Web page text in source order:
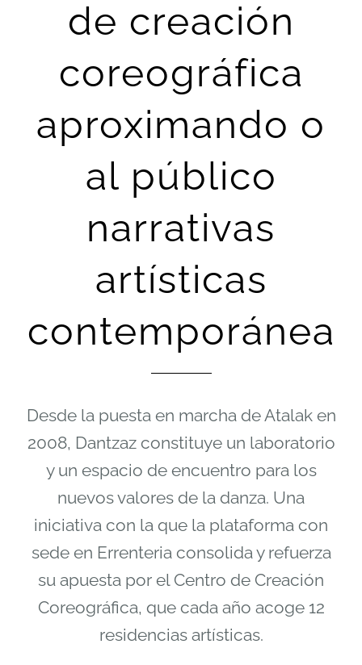
de creación
coreográfica
aproximando o
al público
narrativas
artísticas
contemporánea
Desde la puesta en marcha de Atalak en
2008, Dantzaz constituye un laboratorio
y un espacio de encuentro para los
nuevos valores de la danza. Una
iniciativa con la que la plataforma con
sede en Errenteria consolida y refuerza
su apuesta por el Centro de Creación
Coreográfica, que cada año acoge 12
residencias artísticas.